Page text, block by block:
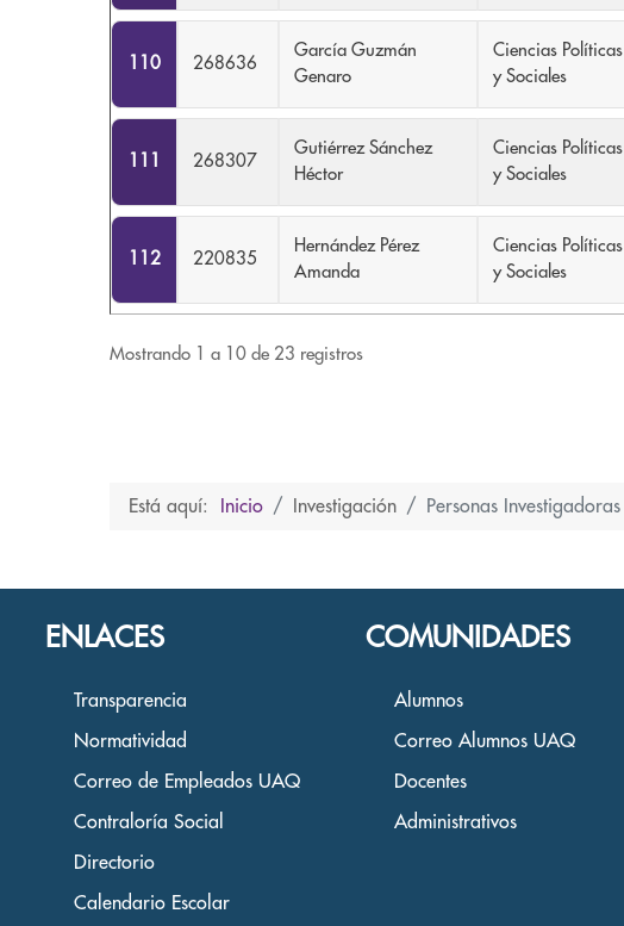
110 268636
García Guzmán
Genaro
Ciencias Políticas
y Sociales
268307
Gutiérrez Sánchez
Héctor
Ciencias Políticas
y Sociales
112 220835
Hernández Pérez
Amanda
Ciencias Políticas
y Sociales
Mostrando 1 a 10 de 23 registros
Está aquí: Inicio Investigación Personas Investigadoras
ENLACES
Transparencia
Normatividad
Correo de Empleados UAQ
Contraloría Social
Directorio
Calendario Escolar
COMUNIDADES
Alumnos
Correo Alumnos UAQ
Docentes
Administrativos